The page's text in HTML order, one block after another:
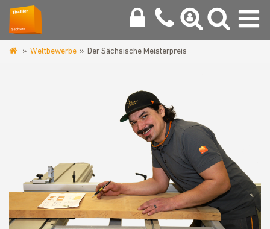
Wettbewerbe Der Sächsische Meisterpreis